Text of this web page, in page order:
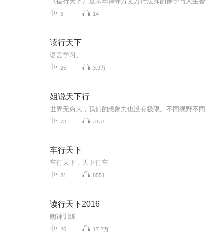
3 14
读行天下
语言学习。
25 3.9万
姐说天下行
78 3137
车行天下
车行天下，天下行车
31 8551
读行天下2016
朗诵训练
26 17.2万